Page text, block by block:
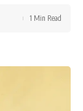
1 Min Read